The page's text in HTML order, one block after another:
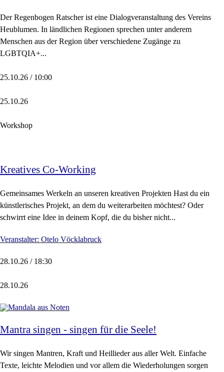
Der Regenbogen Ratscher ist eine Dialogveranstaltung des Vereins
Heublumen. In ländlichen Regionen sprechen unter anderem
Menschen aus der Region über verschiedene Zugänge zu
LGBTQIA+...
25.10.26 / 10:00
25.10.26
Workshop
Kreatives Co-Working
Gemeinsames Werkeln an unseren kreativen Projekten Hast du ein
künstlerisches Projekt, an dem du weiterarbeiten möchtest? Oder
schwirrt eine Idee in deinem Kopf, die du bisher nicht...
Veranstalter: Otelo Vöcklabruck
28.10.26 / 18:30
28.10.26
Mantra singen - singen für die Seele!
Wir singen Mantren, Kraft und Heillieder aus aller Welt. Einfache
Texte, leichte Melodien und vor allem die Wiederholungen sorgen